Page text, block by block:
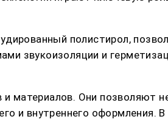
полистирол,
звукоизоляции и
материалов. Они позволяют
и внутреннего оформления. В